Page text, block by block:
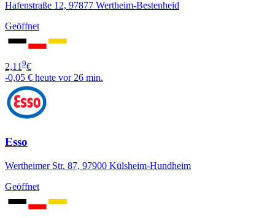
Hafenstraße 12, 97877 Wertheim-Bestenheid
Geöffnet
2,11 9€
-0,05 € heute vor 26 min.
Esso
Wertheimer Str. 87, 97900 Külsheim-Hundheim
Geöffnet